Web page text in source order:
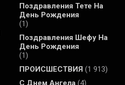
Поздравления Тете На
День Рождения
(1)
Поздравления Шефу На
День Рождения
(1)
ПРОИСШЕСТВИЯ (1 913)
С Днем Ангела (4)